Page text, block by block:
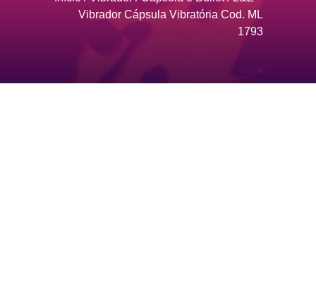
Vibrador Cápsula Vibratória Cod. ML
1793